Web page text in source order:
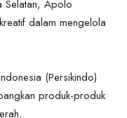
Selatan, Apolo
dalam mengelola
(Persikindo)
produk-produk